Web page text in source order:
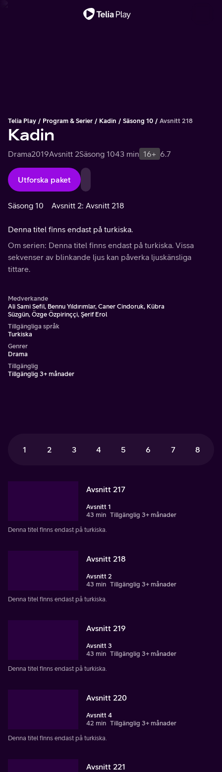
Telia Play Program & Serier Kadin Säsong 10 Avsnitt 218
Kadin
Drama2019Avsnitt 2Säsong 1043 min 16+ 6.7
Utforska paket
Säsong 10 Avsnitt 2: Avsnitt 218
Denna titel finns endast på turkiska.
Om serien: Denna titel finns endast på turkiska. Vissa
sekvenser av blinkande ljus kan påverka ljuskänsliga
tittare.
Medverkande
Ali Sami Sefil, Bennu Yıldırımlar, Caner Cindoruk, Kübra
Süzgün, Özge Özpirinççi, Şerif Erol
Tillgängliga språk
Turkiska
Genrer
Drama
Tillgänglig
Tillgänglig 3+ månader
1 2 3 4 5 6 7 8
Avsnitt 217
Avsnitt 1
43 min Tillgänglig 3+ månader
Denna titel finns endast på turkiska.
Avsnitt 218
Avsnitt 2
43 min Tillgänglig 3+ månader
Denna titel finns endast på turkiska.
Avsnitt 219
Avsnitt 3
43 min Tillgänglig 3+ månader
Denna titel finns endast på turkiska.
Avsnitt 220
Avsnitt 4
42 min Tillgänglig 3+ månader
Denna titel finns endast på turkiska.
Avsnitt 221